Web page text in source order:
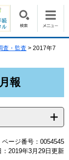
査・監査 > 2017年7
報
ページ番号：0054545
：2019年3月29日更新